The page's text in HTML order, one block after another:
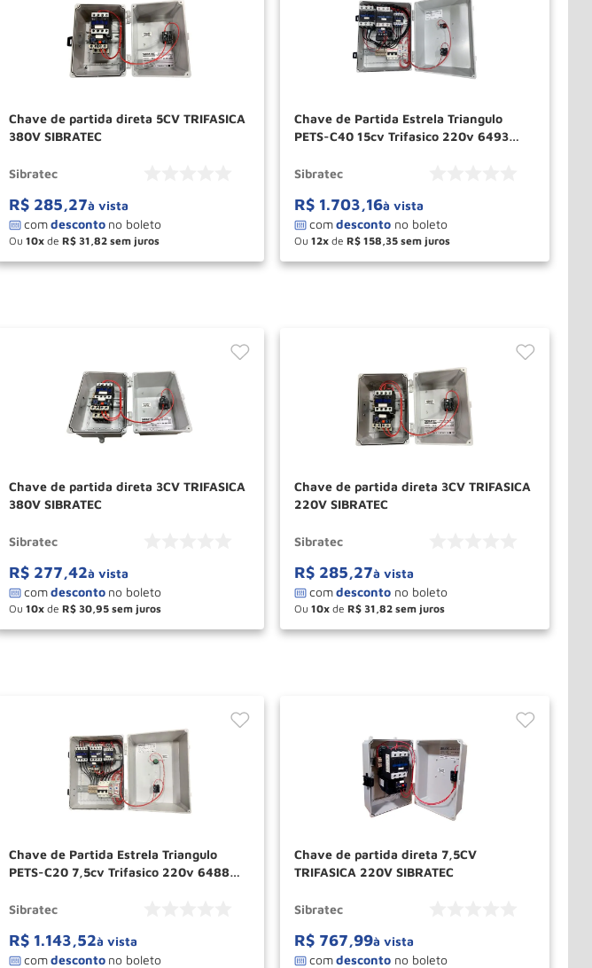
Chave de partida direta 5CV TRIFASICA
380V SIBRATEC
Sibratec
R$ 285,27à vista
Ou 10 de R$ 31 82
＋
－ COMPRAR
Chave de Partida Estrela Triangulo
PETS-C40 15cv Trifasico 220v 6493
Sibratec
R$ 1.703,16à vista
Ou 12 de R$ 158 35
＋
－ COMPRAR
Chave de partida direta 3CV TRIFASICA
380V SIBRATEC
Sibratec
R$ 277,42à vista
Ou 10 de R$ 30, 95
＋
－ COMPRAR
Chave de partida direta 3CV TRIFASICA
220V SIBRATEC
Sibratec
R$ 285,27à vista
Ou 10 de R$ 31 82
＋
－ COMPRAR
Chave de Partida Estrela Triangulo
PETS-C20 7,5cv Trifasico 220v 6488
Sibratec
R$ 1.143,52à vista
Chave de partida direta 7,5CV
TRIFASICA 220V SIBRATEC
Sibratec
R$ 767,99à vista